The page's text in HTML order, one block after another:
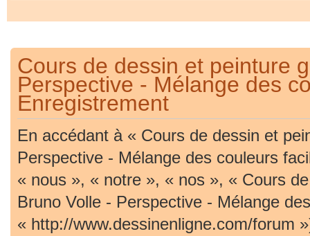
Cours de dessin et peinture
Perspective - Mélange des
Enregistrement
En accédant à « Cours de dessin et
Perspective - Mélange des couleurs
« nous », « notre », « nos », « Cours
Bruno Volle - Perspective - Mélange
« http://www.dessinenligne.com/forum